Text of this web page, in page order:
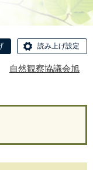
読み上げ設定
自然観察協議会旭